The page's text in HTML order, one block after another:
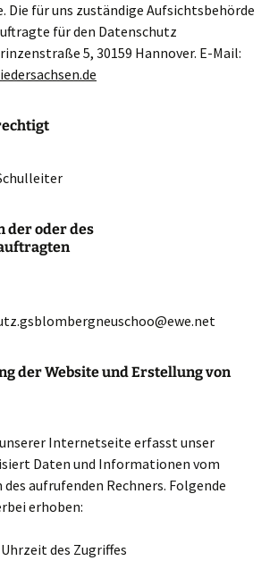
Die für uns zuständige Aufsichtsbehörde
für den Datenschutz
5, 30159 Hannover. E-Mail:
der oder des
der Website und Erstellung von
Internetseite erfasst unser
Daten und Informationen vom
aufrufenden Rechners. Folgende
erhoben:
des Zugriffes